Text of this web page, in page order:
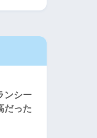
ンシー
だった